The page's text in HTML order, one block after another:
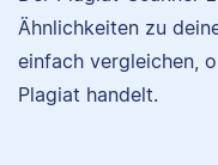
Ähnlichkeiten zu
einfach vergleichen,
Plagiat handelt.